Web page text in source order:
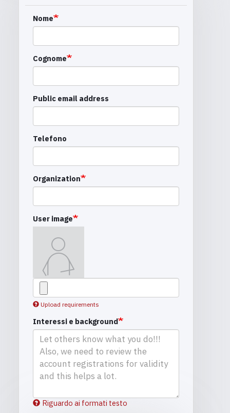
Nome
Cognome
Public email address
Telefono
Organization
User image
Upload requirements
Interessi e background
Riguardo ai formati testo